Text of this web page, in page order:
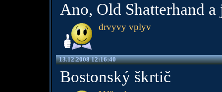
Ano, Old Shatterhand
drvyvy vplyv
13.12.2008 12:16:40
Bostonský škrtič